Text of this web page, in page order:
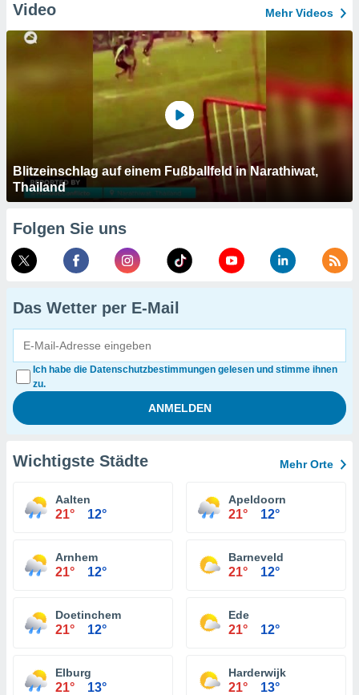
Video Mehr Videos
Blitzeinschlag auf einem Fußballfeld in Narathiwat,
Thailand
Folgen Sie uns
Das Wetter per E-Mail
Ich habe die Datenschutzbestimmungen gelesen und stimme ihnen
zu.
Wichtigste Städte Mehr Orte
Aalten
21° 12°
Apeldoorn
21° 12°
Arnhem
21° 12°
Barneveld
21° 12°
Doetinchem
21° 12°
Ede
21° 12°
Elburg
21° 13°
Harderwijk
21° 13°